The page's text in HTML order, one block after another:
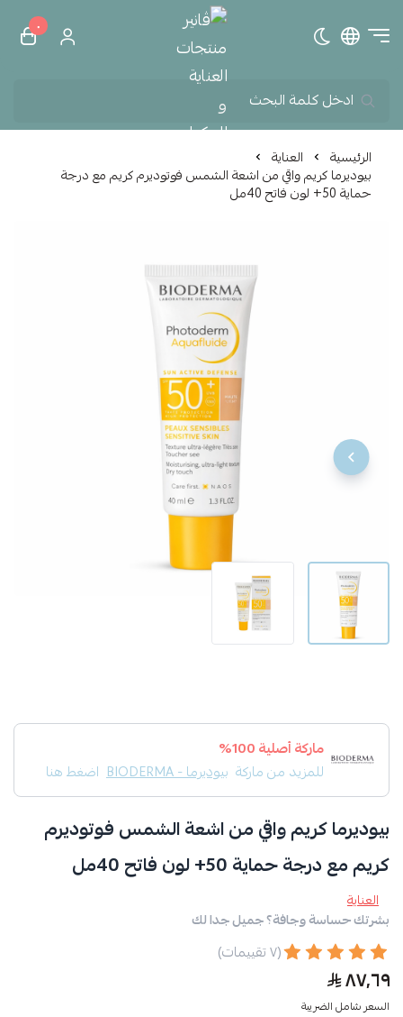
تبديل الوضع الداكنڤانير منتجات العناية و
٠
الرئيسية العناية
بيوديرما كريم واقي من اشعة الشمس فوتوديرم كريم مع درجة
حماية 50+ لون فاتح 40مل
ماركة أصلية 100%
للمزيد من ماركة بيوديرما - BIODERMA اضغط هنا
بيوديرما كريم واقي من اشعة الشمس فوتوديرم
كريم مع درجة حماية 50+ لون فاتح 40مل
العناية
بشرتك حساسة وجافة؟ جميل جدا لك
(٧ تقييمات)
٨٧٫٦٩
السعر شامل الضريبة